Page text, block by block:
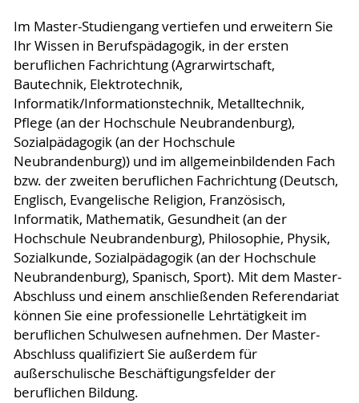
Im Master-Studiengang vertiefen und erweitern Sie
Ihr Wissen in Berufspädagogik, in der ersten
beruflichen Fachrichtung (Agrarwirtschaft,
Bautechnik, Elektrotechnik,
Informatik/Informationstechnik, Metalltechnik,
Pflege (an der Hochschule Neubrandenburg),
Sozialpädagogik (an der Hochschule
Neubrandenburg)) und im allgemeinbildenden Fach
bzw. der zweiten beruflichen Fachrichtung (Deutsch,
Englisch, Evangelische Religion, Französisch,
Informatik, Mathematik, Gesundheit (an der
Hochschule Neubrandenburg), Philosophie, Physik,
Sozialkunde, Sozialpädagogik (an der Hochschule
Neubrandenburg), Spanisch, Sport). Mit dem Master-
Abschluss und einem anschließenden Referendariat
können Sie eine professionelle Lehrtätigkeit im
beruflichen Schulwesen aufnehmen. Der Master-
Abschluss qualifiziert Sie außerdem für
außerschulische Beschäftigungsfelder der
beruflichen Bildung.